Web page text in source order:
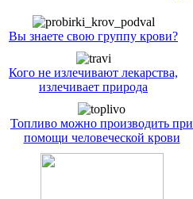
Вы знаете свою группу крови?
Кого не излечивают лекарства,
излечивает природа
Топливо можно производить при
помощи человеческой крови